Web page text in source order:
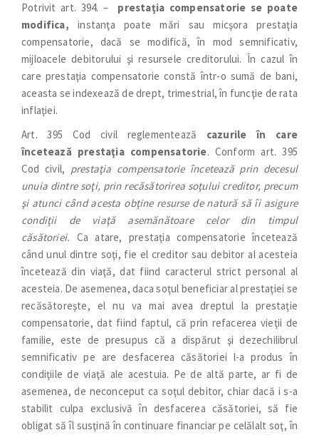
Potrivit art. 394. – prestaţia compensatorie se poate
modifica, instanţa poate mări sau micşora prestaţia
compensatorie, dacă se modifică, în mod semnificativ,
mijloacele debitorului şi resursele creditorului. În cazul în
care prestaţia compensatorie constă într-o sumă de bani,
aceasta se indexează de drept, trimestrial, în funcţie de rata
inflaţiei.
Art. 395 Cod civil reglementează cazurile în care
încetează prestaţia compensatorie. Conform art. 395
Cod civil, prestaţia compensatorie încetează prin decesul
unuia dintre soţi, prin recăsătorirea soţului creditor, precum
şi atunci când acesta obţine resurse de natură să îi asigure
condiţii de viaţă asemănătoare celor din timpul
căsătoriei. Ca atare, prestaţia compensatorie încetează
când unul dintre soţi, fie el creditor sau debitor al acesteia
încetează din viaţă, dat fiind caracterul strict personal al
acesteia. De asemenea, daca soţul beneficiar al prestaţiei se
recăsătoreşte, el nu va mai avea dreptul la prestaţie
compensatorie, dat fiind faptul, că prin refacerea vieţii de
familie, este de presupus că a dispărut şi dezechilibrul
semnificativ pe are desfacerea căsătoriei l-a produs în
condiţiile de viaţă ale acestuia. Pe de altă parte, ar fi de
asemenea, de neconceput ca soţul debitor, chiar dacă i s-a
stabilit culpa exclusivă în desfacerea căsătoriei, să fie
obligat să îl susţină în continuare financiar pe celălalt soţ, în